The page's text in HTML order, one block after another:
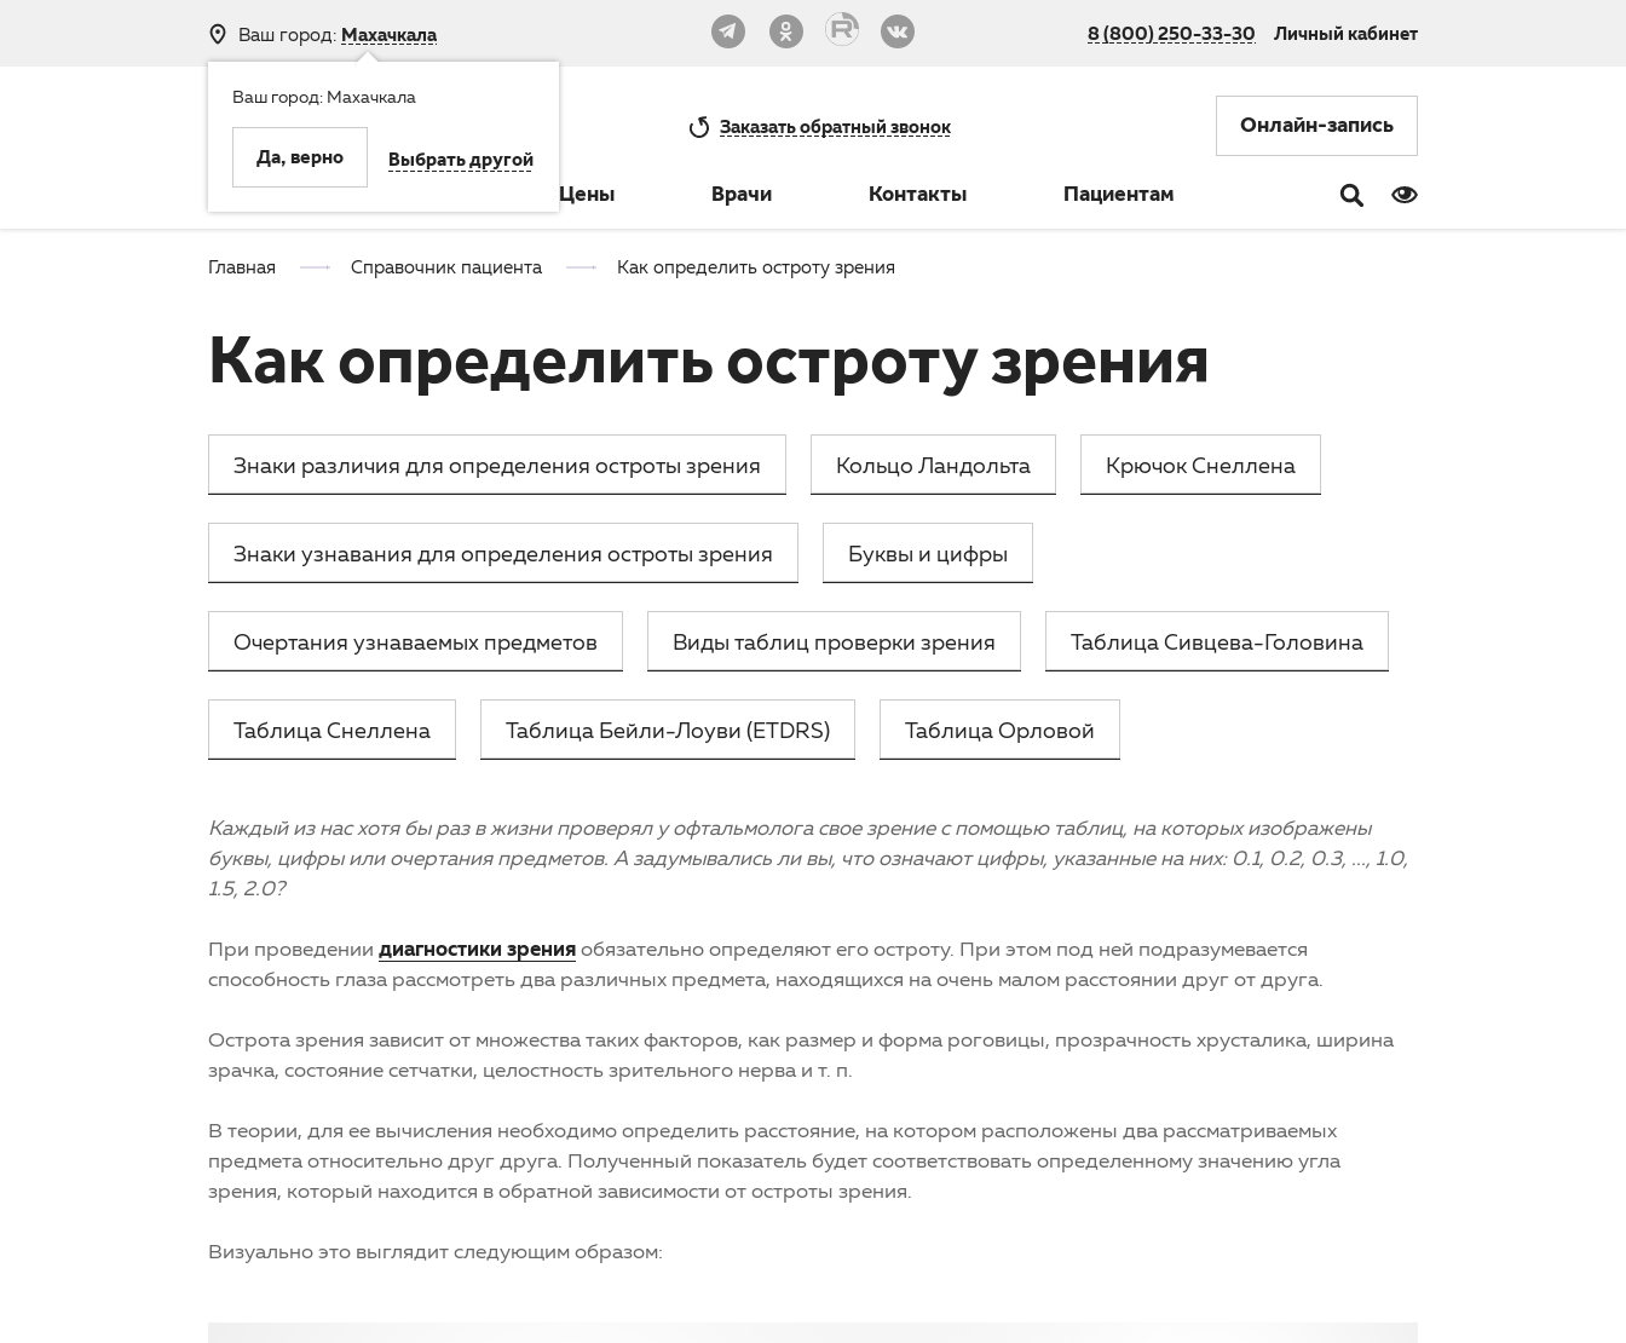
Ваш город: Махачкала
Ваш город: Махачкала
Да, верно Выбрать другой
8 (800) 250-33-30 Личный кабинет
Заказатьобратный звонок Онлайн-запись
Цены Врачи Контакты Пациентам
Главная Справочник пациента Как определить остроту зрения
Как определить остроту зрения
Знаки различия для определения остроты зрения Кольцо Ландольта Крючок Снеллена
Знаки узнавания для определения остроты зрения Буквы и цифры
Очертания узнаваемых предметов Виды таблиц проверки зрения Таблица Сивцева-Головина
Таблица Снеллена Таблица Бейли-Лоуви (ETDRS) Таблица Орловой
Каждый из нас хотя бы раз в жизни проверял у офтальмолога свое зрение с помощью таблиц, на которых изображены
буквы, цифры или очертания предметов. А задумывались ли вы, что означают цифры, указанные на них: 0.1, 0.2, 0.3, ..., 1.0,
1.5, 2.0?
При проведении диагностики зренияобязательно определяют его остроту. При этом под ней подразумевается
способность глаза рассмотреть два различных предмета, находящихся на очень малом расстоянии друг от друга.
Острота зрения зависит от множества таких факторов, как размер и форма роговицы, прозрачность хрусталика, ширина
зрачка, состояние сетчатки, целостность зрительного нерва и т. п.
В теории, для ее вычисления необходимо определить расстояние, на котором расположены два рассматриваемых
предмета относительно друг друга. Полученный показатель будет соответствовать определенному значению угла
зрения, который находится в обратной зависимости от остроты зрения.
Визуально это выглядит следующим образом: